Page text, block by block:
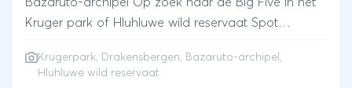
Kruger park of Hluhluwe wild reservaat Spot
mooie 'hikes' in de Drakensbergen
Krugerpark, Drakensbergen, Bazaruto-archipel,
Hluhluwe wild reservaat